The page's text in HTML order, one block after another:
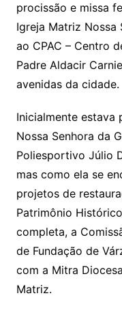
procissão e missa
Igreja Matriz Nossa
ao CPAC – Centro
Padre Aldacir
avenidas da cidade.
Inicialmente estava
Nossa Senhora da
Poliesportivo Júlio
mas como ela se
projetos de
Patrimônio
completa, a
de Fundação de
com a Mitra
Matriz.